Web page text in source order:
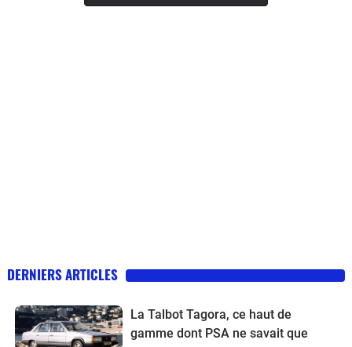
DERNIERS ARTICLES
La Talbot Tagora, ce haut de
gamme dont PSA ne savait que